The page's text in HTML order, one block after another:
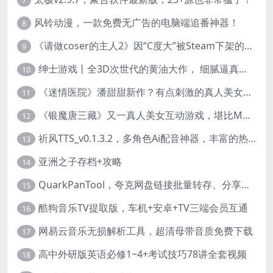
8 风铃动漫，一款免费无广告的电脑端追番神器！
9 《请做coser的主人2》因“C度大”被Steam下架的真人美女互动游戏！
10 绅士游戏丨全3D次世代的黄油大作， 细腻逼真的双人互动狂想曲！
11 《迷情医院》潘甜甜新作？有点刺激的真人美女互动游戏
12 《银魔唐三藏》又一真人美女互动游戏，堪比M豆！
13 祈风TTS_v0.1.3.2，多角色Ai配音神器，丰富的热门音色
14 亚洲之子存档+攻略
15 QuarkPanTool，夸克网盘链接批量转存、分享和下载工具
16 酷狗音乐TV提取版，车机+安卓+TV三端会员互通
17 网易云音乐无损解析工具，超清母带音质免费下载
18 高中外研版英语必修1~4+考试技巧78讲全套视频